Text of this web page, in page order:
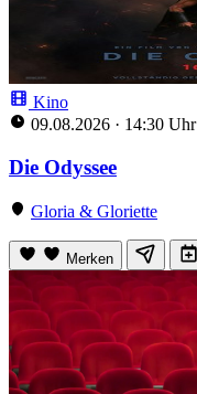
Kino
09.08.2026 · 14:30 Uhr
Die Odyssee
Gloria & Gloriette
Merken